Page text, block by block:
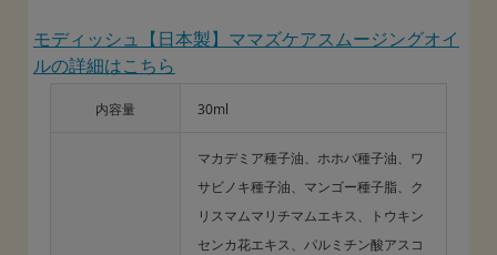
モディッシュ【日本製】ママズケアスムージングオイ
ルの詳細はこちら
内容量 30ml
マカデミア種子油、ホホバ種子油、ワ
サビノキ種子油、マンゴー種子脂、ク
リスマムマリチマムエキス、トウキン
センカ花エキス、パルミチン酸アスコ